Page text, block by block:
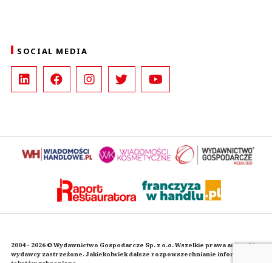
SOCIAL MEDIA
2004 - 2026 © Wydawnictwo Gospodarcze Sp. z o.o. Wszelkie prawa autorskie
wydawcy zastrzeżone. Jakiekolwiek dalsze rozpowszechnianie informacji i